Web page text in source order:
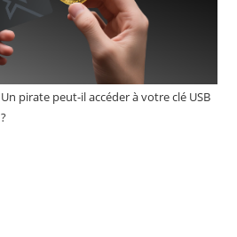
Un pirate peut-il accéder à votre clé USB
?